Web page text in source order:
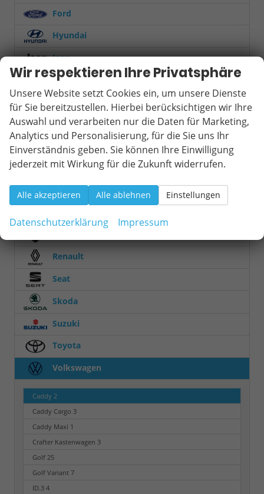
Ford
Hyundai
Jeep
KGM
Kia
Mercedes-Benz
MINI
Mitsubishi
Nissan
Renault
Seat
Skoda
Suzuki
Toyota
Volkswagen
Caddy 2
Caddy Cargo 3
Caddy Maxi 1
Crafter Kastenwagen 3
Golf 25
Golf Variant 7
ID.3 4
Wir respektieren Ihre Privatsphäre
Unsere Website setzt Cookies ein, um unsere Dienste
für Sie bereitzustellen. Hierbei berücksichtigen wir Ihre
Auswahl und verarbeiten nur die Daten für Marketing,
Analytics und Personalisierung, für die Sie uns Ihr
Einverständnis geben. Sie können Ihre Einwilligung
jederzeit mit Wirkung für die Zukunft widerrufen.
Alle akzeptieren Alle ablehnen Einstellungen
Datenschutzerklärung Impressum